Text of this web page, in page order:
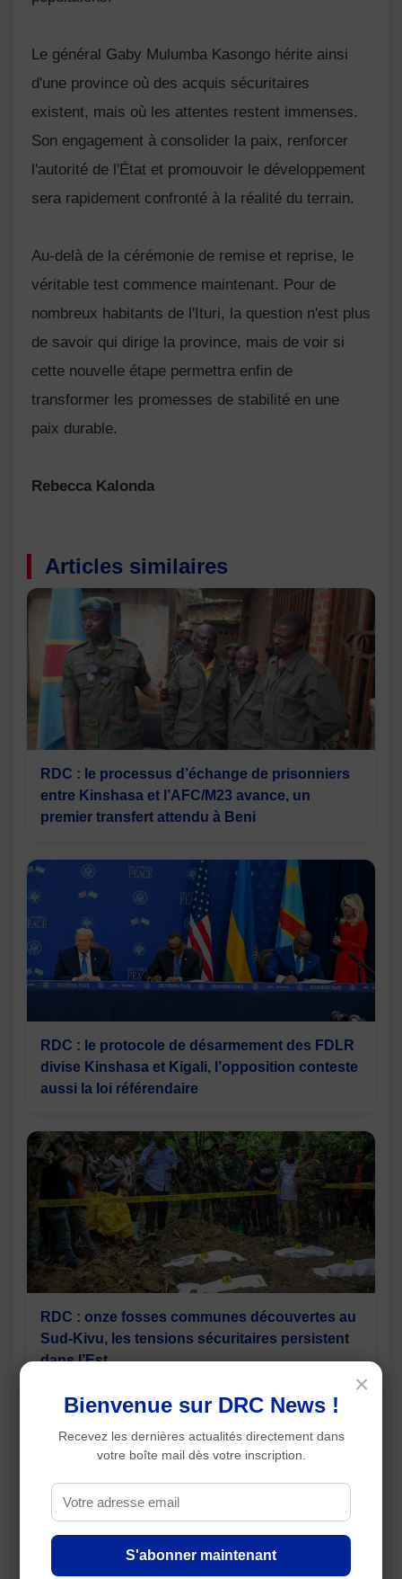
Le général Gaby Mulumba Kasongo hérite ainsi
d'une province où des acquis sécuritaires
existent, mais où les attentes restent immenses.
Son engagement à consolider la paix, renforcer
l'autorité de l'État et promouvoir le développement
sera rapidement confronté à la réalité du terrain.
Au-delà de la cérémonie de remise et reprise, le
véritable test commence maintenant. Pour de
nombreux habitants de l'Ituri, la question n'est plus
de savoir qui dirige la province, mais de voir si
cette nouvelle étape permettra enfin de
transformer les promesses de stabilité en une
paix durable.
Rebecca Kalonda
Articles similaires
RDC : le processus d’échange de prisonniers
entre Kinshasa et l’AFC/M23 avance, un
premier transfert attendu à Beni
RDC : le protocole de désarmement des FDLR
divise Kinshasa et Kigali, l’opposition conteste
aussi la loi référendaire
RDC : onze fosses communes découvertes au
Sud-Kivu, les tensions sécuritaires persistent
dans l’Est
×
Bienvenue sur DRC News !
Recevez les dernières actualités directement dans
votre boîte mail dès votre inscription.
S'abonner maintenant